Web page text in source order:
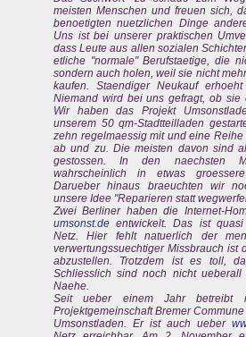
meisten Menschen und freuen sich,
benoetigten nuetzlichen Dinge
Uns ist bei unserer praktischen
dass Leute aus allen sozialen
etliche "normale" Berufstaetige, die
sondern auch holen, weil sie nicht
kaufen. Staendiger Neukauf
Niemand wird bei uns gefragt, ob sie
Wir haben das Projekt
unserem 50 qm-Stadtteilladen
zehn regelmaessig mit und eine
ab und zu. Die meisten davon sind
gestossen. In den naechsten
wahrscheinlich in etwas
Darueber hinaus braeuchten wir
unsere Idee "Reparieren statt
Zwei Berliner haben die Internet-
umsonst.de entwickelt. Das ist
Netz. Hier fehlt natuerlich der
verwertungssuechtiger Missbrauch ist
abzustellen. Trotzdem ist es toll,
Schliesslich sind noch nicht
Naehe.
Seit ueber einem Jahr betreibt
Projektgemeinschaft Bremer
Umsonstladen. Er ist auch ueber